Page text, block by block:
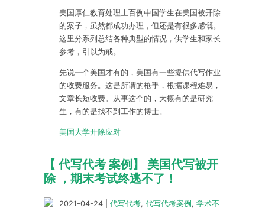
美国厚仁教育处理上百例中国学生在美国被开除
的案子，虽然都成功办理，但还是有很多感慨。
这里分系列总结各种典型的情况，供学生和家长
参考，引以为戒。
先说一个美国才有的，美国有一些提供代写作业
的收费服务。这是所谓的枪手，根据课程难易，
文章长短收费。从事这个的，大概有的是研究
生，有的是找不到工作的博士。
美国大学开除应对
【 代写代考 案例】 美国代写被开
除 ，期末考试终逃不了！
2021-04-24 代写代考, 代写代考案例 , 学术不